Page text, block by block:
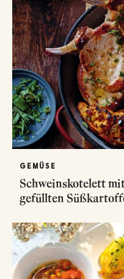
GEMÜSE
Schweinskotelett
gefüllten